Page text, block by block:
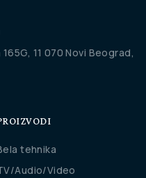
11 070 Novi Beograd,
tehnika
Audio/Video